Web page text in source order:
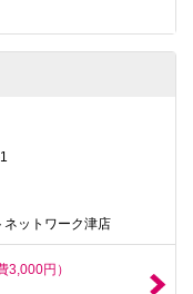
ットワーク津店
3,000円）